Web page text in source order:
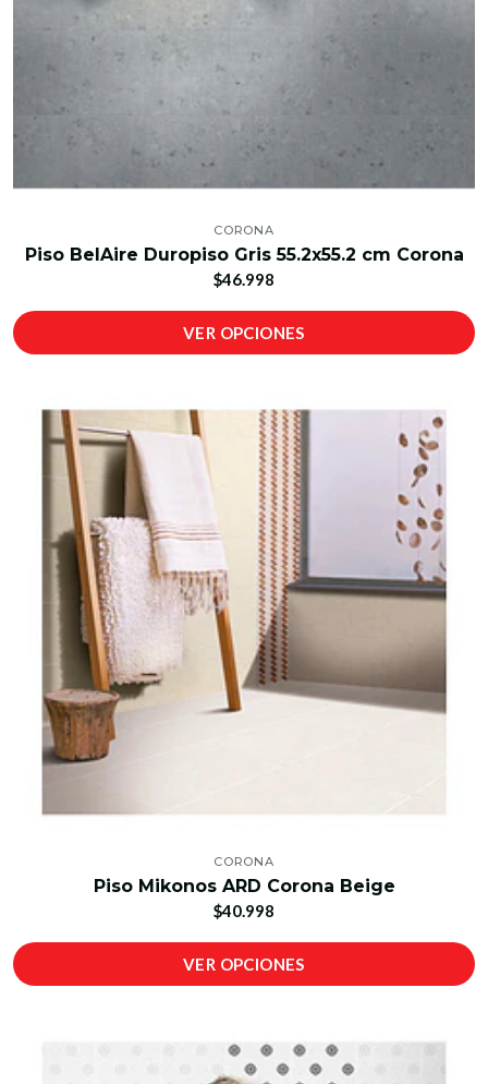
CORONA
Piso BelAire Duropiso Gris 55.2x55.2 cm Corona
$46.998
VER OPCIONES
CORONA
Piso Mikonos ARD Corona Beige
$40.998
VER OPCIONES